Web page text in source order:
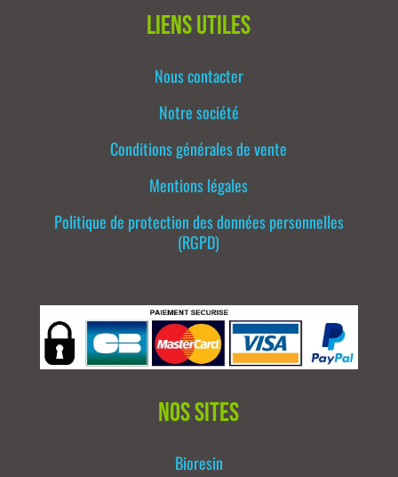
Liens utiles
Nous contacter
Notre société
Conditions générales de vente
Mentions légales
Politique de protection des données personnelles
(RGPD)
Nos sites
Bioresin